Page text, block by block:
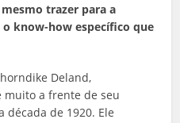
trazer para a
know-how específico que
Deland,
muito a frente de seu
década de 1920. Ele